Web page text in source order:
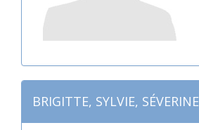
BRIGITTE, SYLVIE, SÉVERINE